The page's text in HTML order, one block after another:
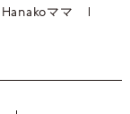
Hanakoママ